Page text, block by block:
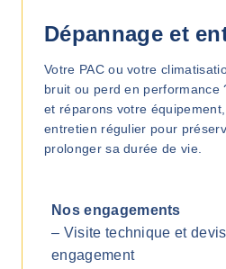
Dépannage et
Votre PAC ou votre
bruit ou perd en performance
et réparons votre
entretien régulier pour
prolonger sa durée de vie.
Nos engagements
– Visite technique et
engagement